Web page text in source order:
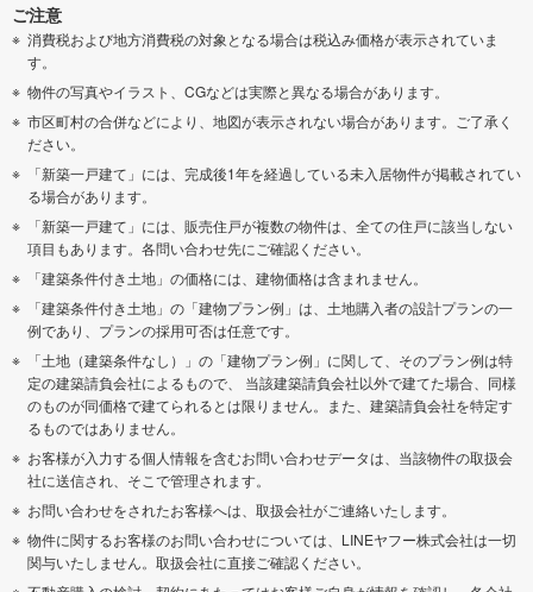
ご注意
消費税および地方消費税の対象となる場合は税込み価格が表示されていま
す。
物件の写真やイラスト、CGなどは実際と異なる場合があります。
市区町村の合併などにより、地図が表示されない場合があります。ご了承く
ださい。
「新築一戸建て」には、完成後1年を経過している未入居物件が掲載されてい
る場合があります。
「新築一戸建て」には、販売住戸が複数の物件は、全ての住戸に該当しない
項目もあります。各問い合わせ先にご確認ください。
「建築条件付き土地」の価格には、建物価格は含まれません。
「建築条件付き土地」の「建物プラン例」は、土地購入者の設計プランの一
例であり、プランの採用可否は任意です。
「土地（建築条件なし）」の「建物プラン例」に関して、そのプラン例は特
定の建築請負会社によるもので、 当該建築請負会社以外で建てた場合、同様
のものが同価格で建てられるとは限りません。また、建築請負会社を特定す
るものではありません。
お客様が入力する個人情報を含むお問い合わせデータは、当該物件の取扱会
社に送信され、そこで管理されます。
お問い合わせをされたお客様へは、取扱会社がご連絡いたします。
物件に関するお客様のお問い合わせについては、LINEヤフー株式会社は一切
関与いたしません。取扱会社に直接ご確認ください。